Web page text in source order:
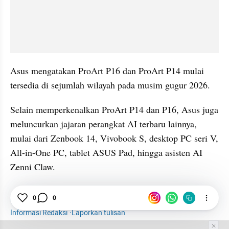
Asus mengatakan ProArt P16 dan ProArt P14 mulai
tersedia di sejumlah wilayah pada musim gugur 2026.
Selain memperkenalkan ProArt P14 dan P16, Asus juga
meluncurkan jajaran perangkat AI terbaru lainnya,
mulai dari Zenbook 14, Vivobook S, desktop PC seri V,
All-in-One PC, tablet ASUS Pad, hingga asisten AI
Zenni Claw.
Nvidia Asus ProArt
Laptop
Informasi Redaksi·Laporkan tulisan
0 0